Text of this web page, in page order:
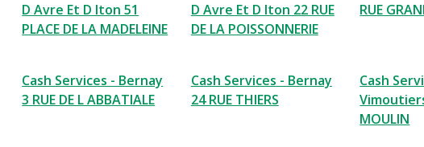
D Avre Et D Iton 51
PLACE DE LA MADELEINE
D Avre Et D Iton 22 RUE
DE LA POISSONNERIE
RUE
Cash Services - Bernay
3 RUE DE L ABBATIALE
Cash Services - Bernay
24 RUE THIERS
Cash
MOULIN